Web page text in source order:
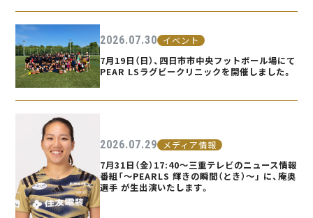
2026.07.30 イベント
7月19日（日）、四日市市中央フットボール場にて
PEAR LSラグビークリニックを開催しました。
2026.07.29 メディア情報
7月31日（金）17:40〜三重テレビのニュース情報
番組「〜PEARLS 輝きの瞬間（とき）〜」 に、庵奥
選手 が生出演いたします。